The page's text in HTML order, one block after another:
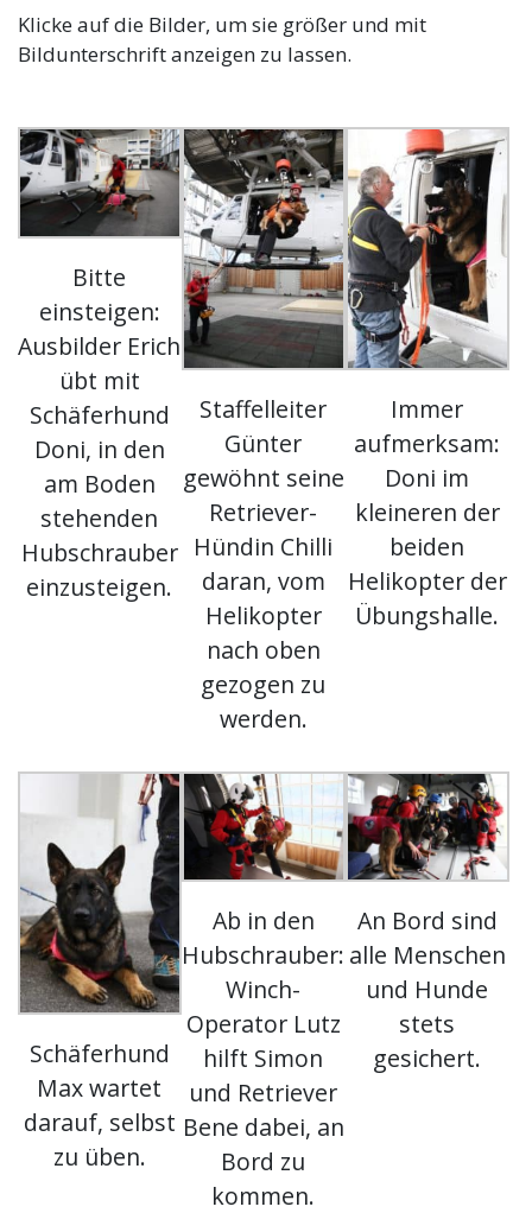
Klicke auf die Bilder, um sie größer und mit
Bildunterschrift anzeigen zu lassen.
Bitte
einsteigen:
Ausbilder Erich
übt mit
Schäferhund
Doni, in den
am Boden
stehenden
Hubschrauber
einzusteigen.
Staffelleiter
Günter
gewöhnt seine
Retriever-
Hündin Chilli
daran, vom
Helikopter
nach oben
gezogen zu
werden.
Immer
aufmerksam:
Doni im
kleineren der
beiden
Helikopter der
Übungshalle.
Schäferhund
Max wartet
darauf, selbst
zu üben.
Ab in den
Hubschrauber:
Winch-
Operator Lutz
hilft Simon
und Retriever
Bene dabei, an
Bord zu
kommen.
An Bord sind
alle Menschen
und Hunde
stets
gesichert.